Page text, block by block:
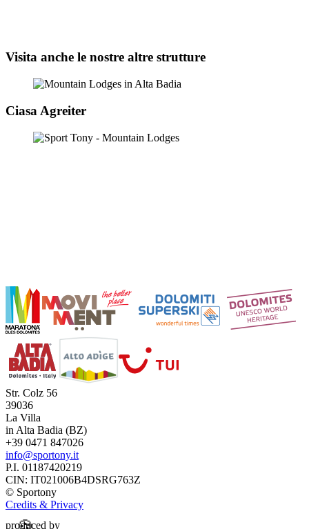
Visita anche le nostre altre strutture
Ciasa Agreiter
Str. Colz 56
39036
La Villa
in Alta Badia (BZ)
+39 0471 847026
info@sportony.it
P.I. 01187420219
CIN: IT021006B4DSRG763Z
© Sportony
Credits & Privacy
produced by